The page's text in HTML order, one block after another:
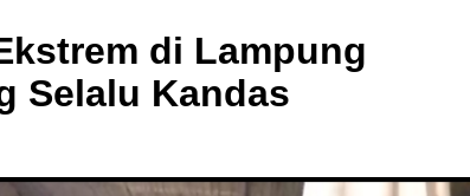
di Lampung
Selalu Kandas